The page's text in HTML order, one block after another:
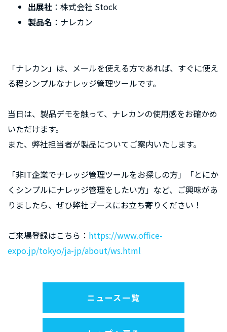
出展社 ：株式会社 Stock
製品名 ：ナレカン
「ナレカン」は、メールを使える方であれば、すぐに使え
る程シンプルなナレッジ管理ツールです。
当日は、製品デモを触って、ナレカンの使用感をお確かめ
いただけます。
また、弊社担当者が製品についてご案内いたします。
「非IT企業でナレッジ管理ツールをお探しの方」「とにか
くシンプルにナレッジ管理をしたい方」など、ご興味があ
りましたら、ぜひ弊社ブースにお立ち寄りください！
ご来場登録はこちら： https://www.office-
expo.jp/tokyo/ja-jp/about/ws.html
ニュース一覧